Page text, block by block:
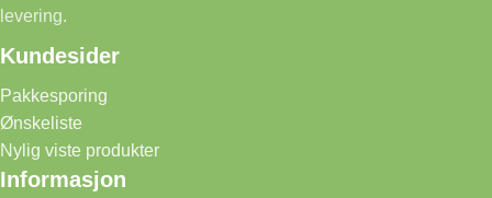
levering.
Kundesider
Pakkesporing
Ønskeliste
Nylig viste produkter
Informasjon